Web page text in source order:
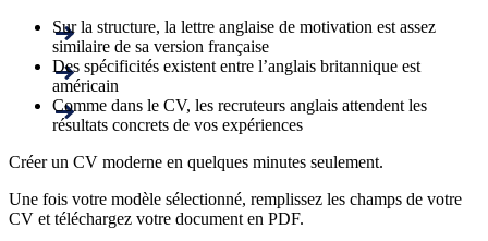
Sur la structure, la lettre anglaise de motivation est assez
similaire de sa version française
Des spécificités existent entre l’anglais britannique est
américain
Comme dans le CV, les recruteurs anglais attendent les
résultats concrets de vos expériences
Créer un CV moderne en quelques minutes seulement.
Une fois votre modèle sélectionné, remplissez les champs de votre
CV et téléchargez votre document en PDF.